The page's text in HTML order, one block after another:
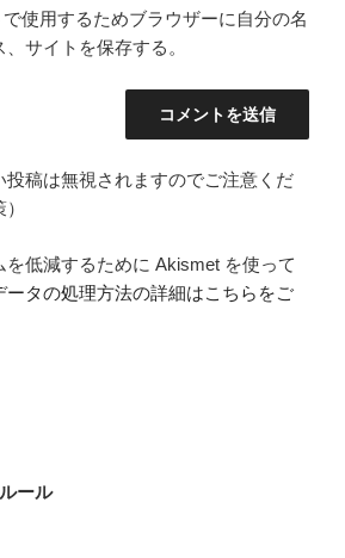
使用するためブラウザーに自分の名
サイトを保存する。
投稿は無視されますのでご注意くだ
を低減するために Akismet を使って
ータの処理方法の詳細はこちらをご
ール